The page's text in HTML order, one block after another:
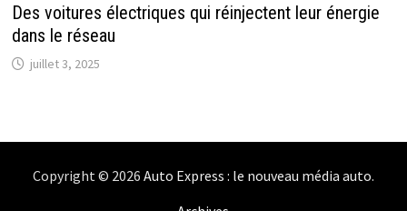
Des voitures électriques qui réinjectent leur énergie
dans le réseau
juillet 3, 2025
Copyright © 2026 Auto Express : le nouveau média auto.